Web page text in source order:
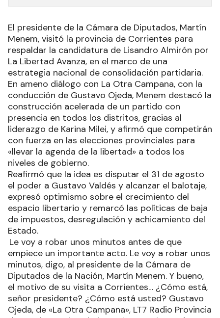
El presidente de la Cámara de Diputados, Martín
Menem, visitó la provincia de Corrientes para
respaldar la candidatura de Lisandro Almirón por
La Libertad Avanza, en el marco de una
estrategia nacional de consolidación partidaria.
En ameno diálogo con La Otra Campana, con la
conducción de Gustavo Ojeda, Menem destacó la
construcción acelerada de un partido con
presencia en todos los distritos, gracias al
liderazgo de Karina Milei, y afirmó que competirán
con fuerza en las elecciones provinciales para
«llevar la agenda de la libertad» a todos los
niveles de gobierno.
Reafirmó que la idea es disputar el 31 de agosto
el poder a Gustavo Valdés y alcanzar el balotaje,
expresó optimismo sobre el crecimiento del
espacio libertario y remarcó las políticas de baja
de impuestos, desregulación y achicamiento del
Estado.
Le voy a robar unos minutos antes de que
empiece un importante acto. Le voy a robar unos
minutos, digo, al presidente de la Cámara de
Diputados de la Nación, Martín Menem. Y bueno,
el motivo de su visita a Corrientes… ¿Cómo está,
señor presidente? ¿Cómo está usted? Gustavo
Ojeda, de «La Otra Campana», LT7 Radio Provincia